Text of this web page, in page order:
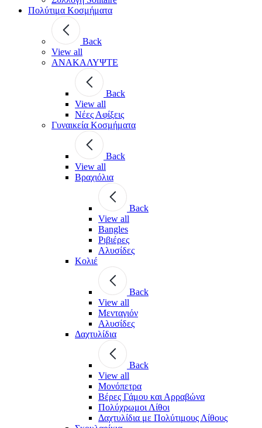
Πολύτιμα Κοσμήματα
Back
View all
ΑΝΑΚΑΛΥΨΤΕ
Back
View all
Νέες Αφίξεις
Γυναικεία Κοσμήματα
Back
View all
Βραχιόλια
Back
View all
Bangles
Ριβιέρες
Αλυσίδες
Κολιέ
Back
View all
Μενταγιόν
Αλυσίδες
Δαχτυλίδια
Back
View all
Μονόπετρα
Βέρες Γάμου και Αρραβώνα
Πολύχρωμοι Λίθοι
Δαχτυλίδια με Πολύτιμους Λίθους